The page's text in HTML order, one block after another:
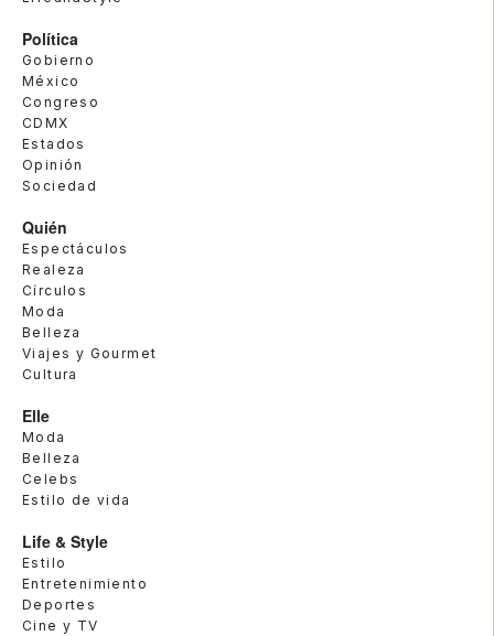
Política
Gobierno
México
Congreso
CDMX
Estados
Opinión
Sociedad
Quién
Espectáculos
Realeza
Círculos
Moda
Belleza
Viajes y Gourmet
Cultura
Elle
Moda
Belleza
Celebs
Estilo de vida
Life & Style
Estilo
Entretenimiento
Deportes
Cine y TV